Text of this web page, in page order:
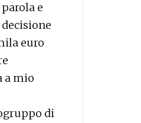
e
euro
a mio
di